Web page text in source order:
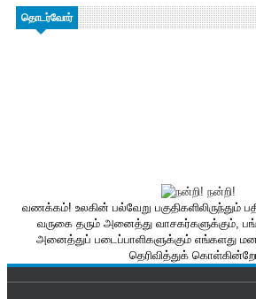
தொடர்வோர்
வணக்கம்! உலகின் பல்வேறு பகுதிகளிலிருந்தும்
வருகை தரும் அனைத்து வாசகர்களுக்கும்,
அனைத்துப் படைப்பாளிகளுக்கும் எங்களது
தெரிவித்துக்